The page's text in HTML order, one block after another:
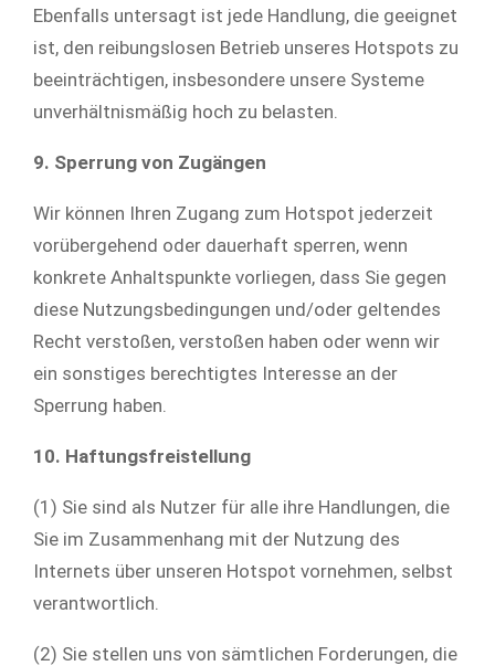
Ebenfalls untersagt ist jede Handlung, die geeignet
ist, den reibungslosen Betrieb unseres Hotspots zu
beeinträchtigen, insbesondere unsere Systeme
unverhältnismäßig hoch zu belasten.
9. Sperrung von Zugängen
Wir können Ihren Zugang zum Hotspot jederzeit
vorübergehend oder dauerhaft sperren, wenn
konkrete Anhaltspunkte vorliegen, dass Sie gegen
diese Nutzungsbedingungen und/oder geltendes
Recht verstoßen, verstoßen haben oder wenn wir
ein sonstiges berechtigtes Interesse an der
Sperrung haben.
10. Haftungsfreistellung
(1) Sie sind als Nutzer für alle ihre Handlungen, die
Sie im Zusammenhang mit der Nutzung des
Internets über unseren Hotspot vornehmen, selbst
verantwortlich.
(2) Sie stellen uns von sämtlichen Forderungen, die